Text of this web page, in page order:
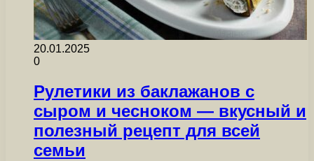
20.01.2025
0
Рулетики из баклажанов с
сыром и чесноком — вкусный и
полезный рецепт для всей
семьи